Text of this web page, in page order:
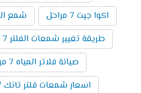
اكوا جيت 7 مراحل
شمع الفلتر
طريقة تغيير شمعات الفلتر 7 مراحل تانك
صيانة فلاتر المياه 7 مراحل
اسعار شمعات فلتر تانك 7 مراحل